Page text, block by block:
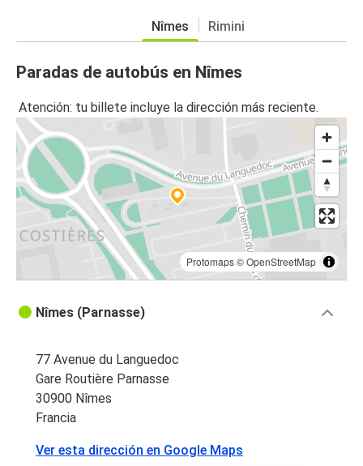
Nîmes Rimini
Paradas de autobús en Nîmes
Atención: tu billete incluye la dirección más reciente.
Protomaps©OpenStreetMap
Nîmes (Parnasse)
77 Avenue du Languedoc
Gare Routière Parnasse
30900 Nîmes
Francia
Ver esta dirección en Google Maps